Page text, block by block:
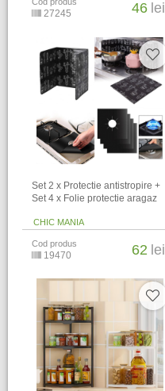
27245 46 lei
Set 2 x Protectie antistropire +
Set 4 x Folie protectie aragaz
CHIC MANIA
Cod produs
19470 62 lei